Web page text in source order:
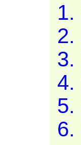
2.
3.
5.